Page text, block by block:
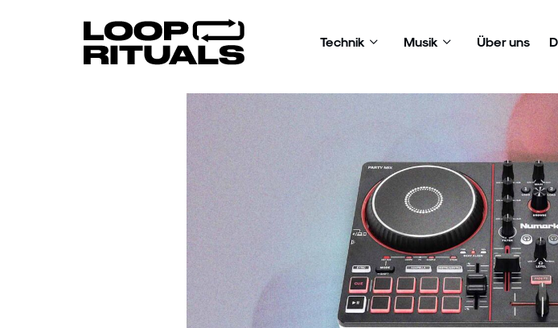
Technik Musik Über uns